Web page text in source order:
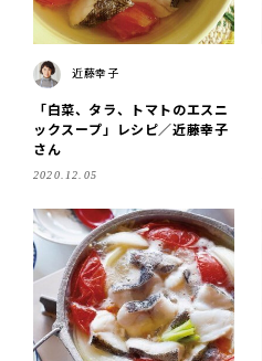
近藤幸子
「白菜、タラ、トマトのエスニ
ックスープ」レシピ／近藤幸子
さん
2020.12.05